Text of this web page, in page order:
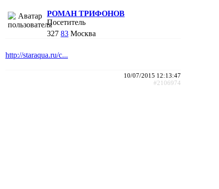
РОМАН ТРИФОНОВ
Посетитель
327 83 Москва
http://staraqua.ru/c...
10/07/2015 12:13:47
#2106974